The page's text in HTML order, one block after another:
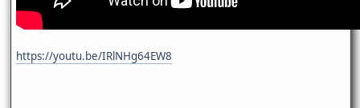
https://youtu.be/IRlNHg64EW8